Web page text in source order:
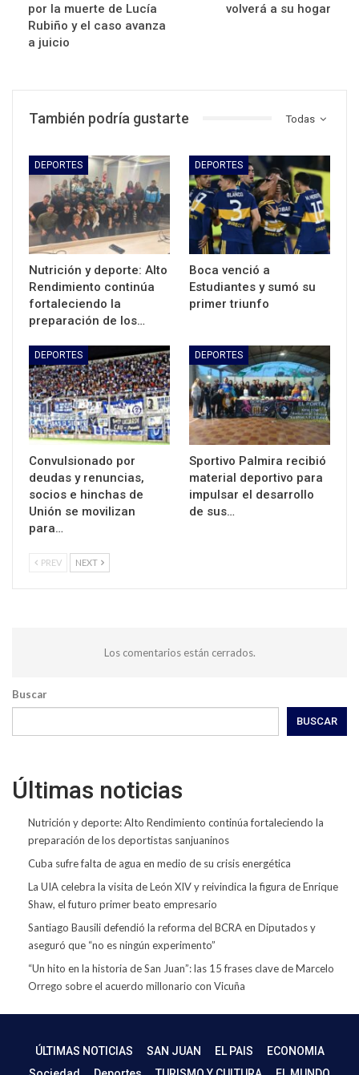
por la muerte de Lucía
Rubiño y el caso avanza
a juicio
volverá a su hogar
Todas
También podría gustarte
DEPORTES
Nutrición y deporte: Alto
Rendimiento continúa
fortaleciendo la
preparación de los…
DEPORTES
Boca venció a
Estudiantes y sumó su
primer triunfo
DEPORTES
Convulsionado por
deudas y renuncias,
socios e hinchas de
Unión se movilizan
para…
DEPORTES
Sportivo Palmira recibió
material deportivo para
impulsar el desarrollo
de sus…
PREV NEXT
Los comentarios están cerrados.
Buscar
BUSCAR
Últimas noticias
Nutrición y deporte: Alto Rendimiento continúa fortaleciendo la
preparación de los deportistas sanjuaninos
Cuba sufre falta de agua en medio de su crisis energética
La UIA celebra la visita de León XIV y reivindica la figura de Enrique
Shaw, el futuro primer beato empresario
Santiago Bausili defendió la reforma del BCRA en Diputados y
aseguró que “no es ningún experimento”
“Un hito en la historia de San Juan”: las 15 frases clave de Marcelo
Orrego sobre el acuerdo millonario con Vicuña
ÚLTIMAS NOTICIAS SAN JUAN EL PAIS
ECONOMIA